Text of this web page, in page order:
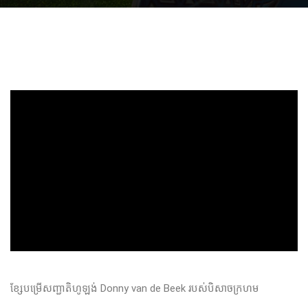
ខ្សែបម្រើសញ្ជាតិហូឡង់ Donny van de Beek របស់បិសាចក្រហម